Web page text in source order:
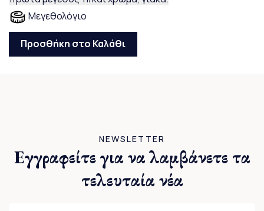
Μεγεθολόγιο
Προσθήκη στο Καλάθι
NEWSLETTER
Εγγραφείτε για να λαμβάνετε τα
τελευταία νέα